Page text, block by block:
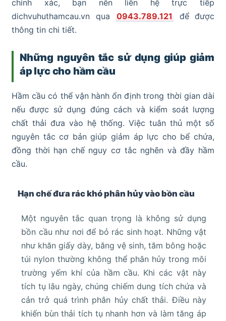
chính xác, bạn nên liên hệ trực tiếp
dichvuhuthamcau.vn qua 0943.789.121
để được
thông tin chi tiết.
Những nguyên tắc sử dụng giúp giảm
áp lực cho hầm cầu
Hầm cầu có thể vận hành ổn định trong thời gian dài
nếu được sử dụng đúng cách và kiểm soát lượng
chất thải đưa vào hệ thống. Việc tuân thủ một số
nguyên tắc cơ bản giúp giảm áp lực cho bể chứa,
đồng thời hạn chế nguy cơ tắc nghẽn và đầy hầm
cầu.
Hạn chế đưa rác khó phân hủy vào bồn cầu
Một nguyên tắc quan trọng là không sử dụng
bồn cầu như nơi để bỏ rác sinh hoạt. Những vật
như khăn giấy dày, băng vệ sinh, tăm bông hoặc
túi nylon thường không thể phân hủy trong môi
trường yếm khí của hầm cầu. Khi các vật này
tích tụ lâu ngày, chúng chiếm dung tích chứa và
cản trở quá trình phân hủy chất thải. Điều này
khiến bùn thải tích tụ nhanh hơn và làm tăng áp